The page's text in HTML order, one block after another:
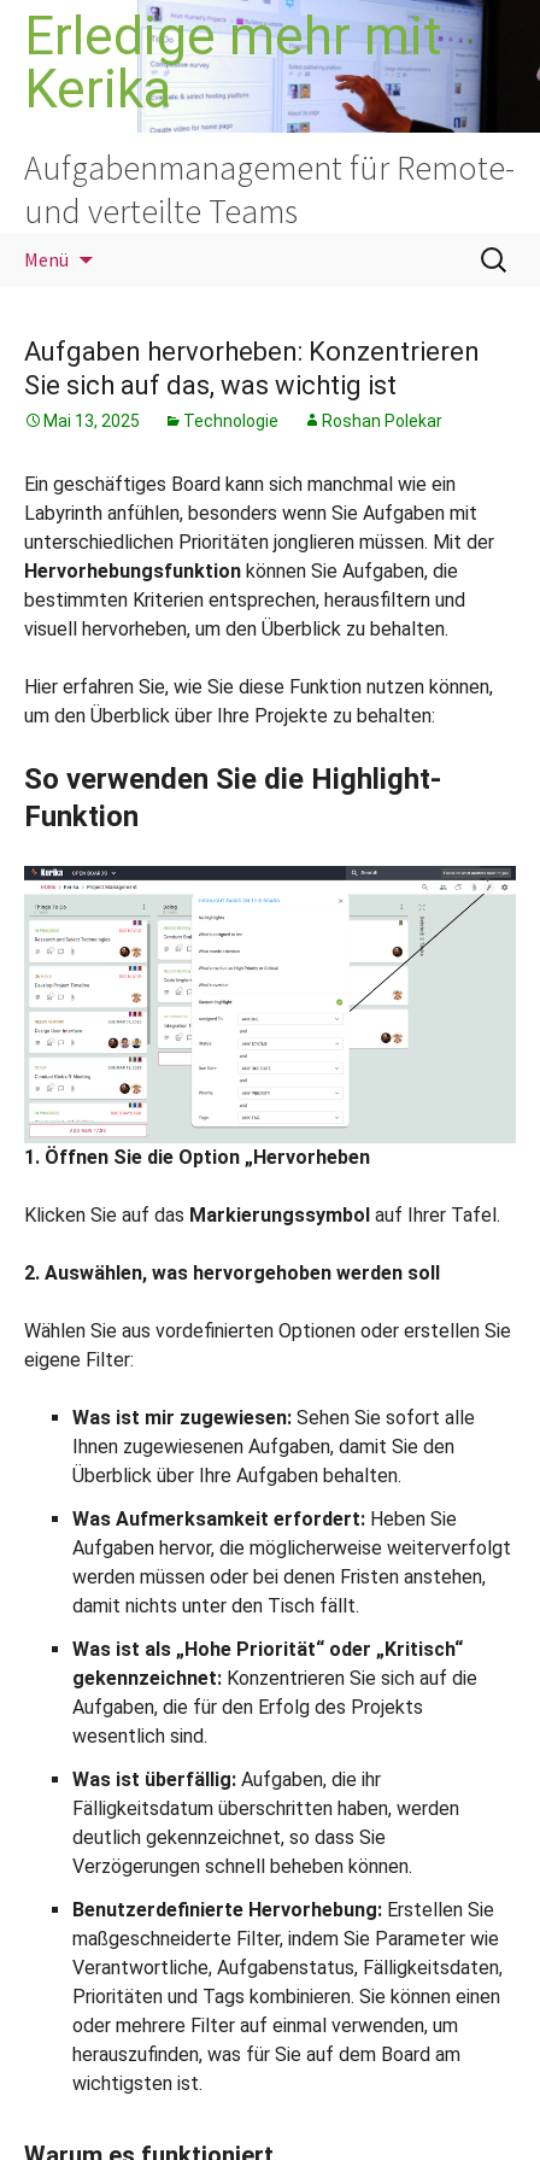
Zum
Inhalt
springen
Erledige mehr mit
Kerika
Aufgabenmanagement für Remote-
und verteilte Teams
Menü
Suchen
nach:
Aufgaben hervorheben: Konzentrieren
Sie sich auf das, was wichtig ist
Mai 13, 2025 Technologie Roshan Polekar
Ein geschäftiges Board kann sich manchmal wie ein
Labyrinth anfühlen, besonders wenn Sie Aufgaben mit
unterschiedlichen Prioritäten jonglieren müssen. Mit der
Hervorhebungsfunktion können Sie Aufgaben, die
bestimmten Kriterien entsprechen, herausfiltern und
visuell hervorheben, um den Überblick zu behalten.
Hier erfahren Sie, wie Sie diese Funktion nutzen können,
um den Überblick über Ihre Projekte zu behalten:
So verwenden Sie die Highlight-
Funktion
1. Öffnen Sie die Option „Hervorheben
Klicken Sie auf das Markierungssymbol auf Ihrer Tafel.
2. Auswählen, was hervorgehoben werden soll
Wählen Sie aus vordefinierten Optionen oder erstellen Sie
eigene Filter:
Was ist mir zugewiesen: Sehen Sie sofort alle
Ihnen zugewiesenen Aufgaben, damit Sie den
Überblick über Ihre Aufgaben behalten.
Was Aufmerksamkeit erfordert: Heben Sie
Aufgaben hervor, die möglicherweise weiterverfolgt
werden müssen oder bei denen Fristen anstehen,
damit nichts unter den Tisch fällt.
Was ist als „Hohe Priorität“ oder „Kritisch“
gekennzeichnet: Konzentrieren Sie sich auf die
Aufgaben, die für den Erfolg des Projekts
wesentlich sind.
Was ist überfällig: Aufgaben, die ihr
Fälligkeitsdatum überschritten haben, werden
deutlich gekennzeichnet, so dass Sie
Verzögerungen schnell beheben können.
Benutzerdefinierte Hervorhebung: Erstellen Sie
maßgeschneiderte Filter, indem Sie Parameter wie
Verantwortliche, Aufgabenstatus, Fälligkeitsdaten,
Prioritäten und Tags kombinieren. Sie können einen
oder mehrere Filter auf einmal verwenden, um
herauszufinden, was für Sie auf dem Board am
wichtigsten ist.